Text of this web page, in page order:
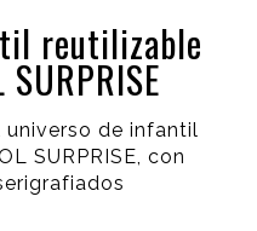
reutilizable
universo de infantil
SURPRISE, con